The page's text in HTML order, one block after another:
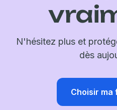
N'hésitez plus et
dès
Choisir ma